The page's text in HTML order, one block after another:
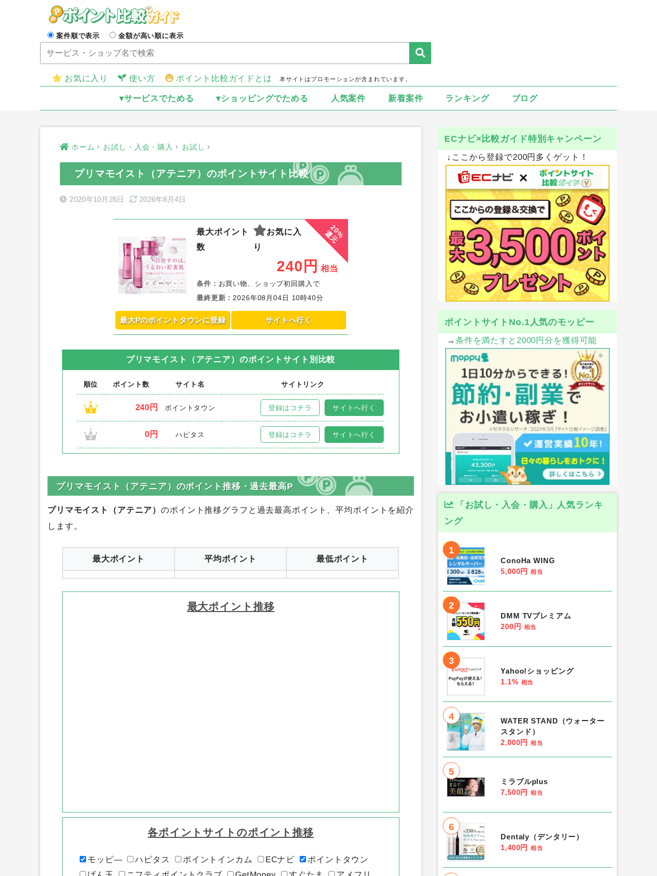
案件順で表示 金額が高い順に表示
お気に入り 使い方 ポイント比較ガイドとは 本サイトはプロモーションが含まれています。
▾サービスでためる ▾ショッピングでためる 人気案件 新着案件 ランキング ブログ
ホーム お試し・入会・購入 お試し
プリマモイスト（アテニア）のポイントサイト比較
2020年10月26日 2026年8月4日
20%
還元
最大ポイント
数
お気に入
り
240 円 相当
条件： お買い物、ショップ初回購入で
最終更新 ： 2026年08月04日 10時40分
最大Pのポイントタウンに登録 サイトへ行く
プリマモイスト（アテニア） のポイントサイト別比較
順位 ポイント数 サイト名 サイトリンク
1 240円 ポイントタウン 登録はコチラ サイトへ行く
2 0円 ハピタス 登録はコチラ サイトへ行く
プリマモイスト（アテニア）
のポイント推移グラフと過去最高ポイント、平均ポイントを紹介
平均ポイント
ECナビ×比較ガイド特別キャンペーン
↓ここから登録で200円多くゲット！
ポイントサイトNo.1人気のモッピー
→ 条件を満たすと2000円分を獲得可能
「お試し・入会・購入」人気ランキ
ング
1
ConoHa WING
5,000円 相当
2
DMM TVプレミアム
200円 相当
3
Yahoo!ショッピング
1.1% 相当
4
WATER STAND（ウォーター
スタンド）
2,000円 相当
5
ミラブルplus
7,500円 相当
6
Dentaly（デンタリー）
1,400円 相当